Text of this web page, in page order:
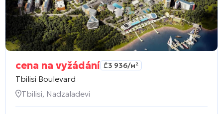
cena na vyžádání ₾3 936/м²
Tbilisi Boulevard
Tbilisi, Nadzaladevi